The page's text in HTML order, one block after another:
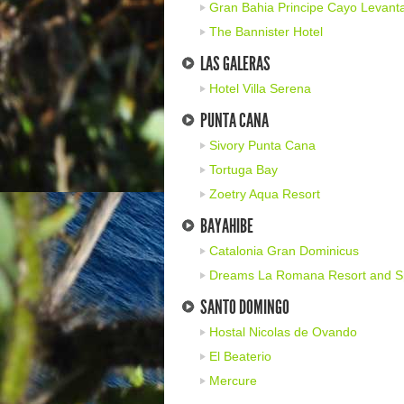
Gran Bahia Principe Cayo
The Bannister Hotel
LAS GALERAS
Hotel Villa Serena
PUNTA CANA
Sivory Punta Cana
Tortuga Bay
Zoetry Aqua Resort
BAYAHIBE
Catalonia Gran Dominicus
Dreams La Romana Resort and
SANTO DOMINGO
Hostal Nicolas de Ovando
El Beaterio
Mercure